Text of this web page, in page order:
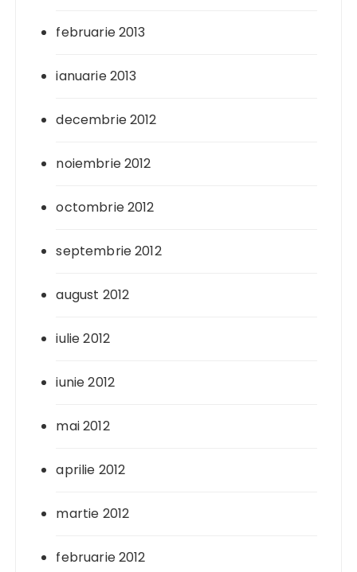
februarie 2013
ianuarie 2013
decembrie 2012
noiembrie 2012
octombrie 2012
septembrie 2012
august 2012
iulie 2012
iunie 2012
mai 2012
aprilie 2012
martie 2012
februarie 2012